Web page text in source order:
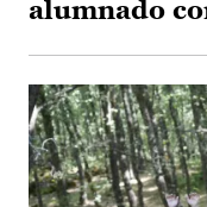
alumnado